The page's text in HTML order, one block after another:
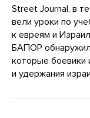
Street Journal, в
вели уроки по
к евреям и
БАПОР
которые боевики
и удержания